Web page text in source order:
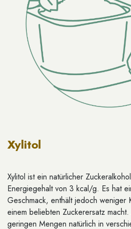
Xylitol
Xylitol ist ein natürlicher
Energiegehalt von 3 kcal/g. Es hat
Geschmack, enthält jedoch weniger
einem beliebten Zuckerersatz macht.
geringen Mengen natürlich in